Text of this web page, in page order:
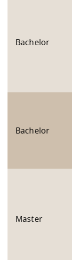
Bachelor
Bachelor
Master